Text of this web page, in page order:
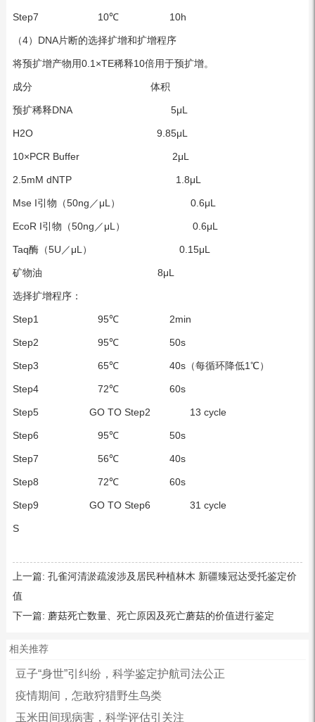
Step7 10℃ 10h
（4）DNA片断的选择扩增和扩增程序
将预扩增产物用0.1×TE稀释10倍用于预扩增。
成分 体积
预扩稀释DNA 5μL
H2O 9.85μL
10×PCR Buffer 2μL
2.5mM dNTP 1.8μL
Mse I引物（50ng／μL） 0.6μL
EcoR I引物（50ng／μL） 0.6μL
Taq酶（5U／μL） 0.15μL
矿物油 8μL
选择扩增程序：
Step1 95℃ 2min
Step2 95℃ 50s
Step3 65℃ 40s（每循环降低1℃）
Step4 72℃ 60s
Step5 GO TO Step2 13 cycle
Step6 95℃ 50s
Step7 56℃ 40s
Step8 72℃ 60s
Step9 GO TO Step6 31 cycle
S
上一篇: 孔雀河清淤疏浚涉及居民种植林木 新疆臻冠达受托鉴定价
值
下一篇: 蘑菇死亡数量、死亡原因及死亡蘑菇的价值进行鉴定
相关推荐
豆子“身世”引纠纷，科学鉴定护航司法公正
疫情期间，怎敢狩猎野生鸟类
玉米田间现病害，科学评估引关注